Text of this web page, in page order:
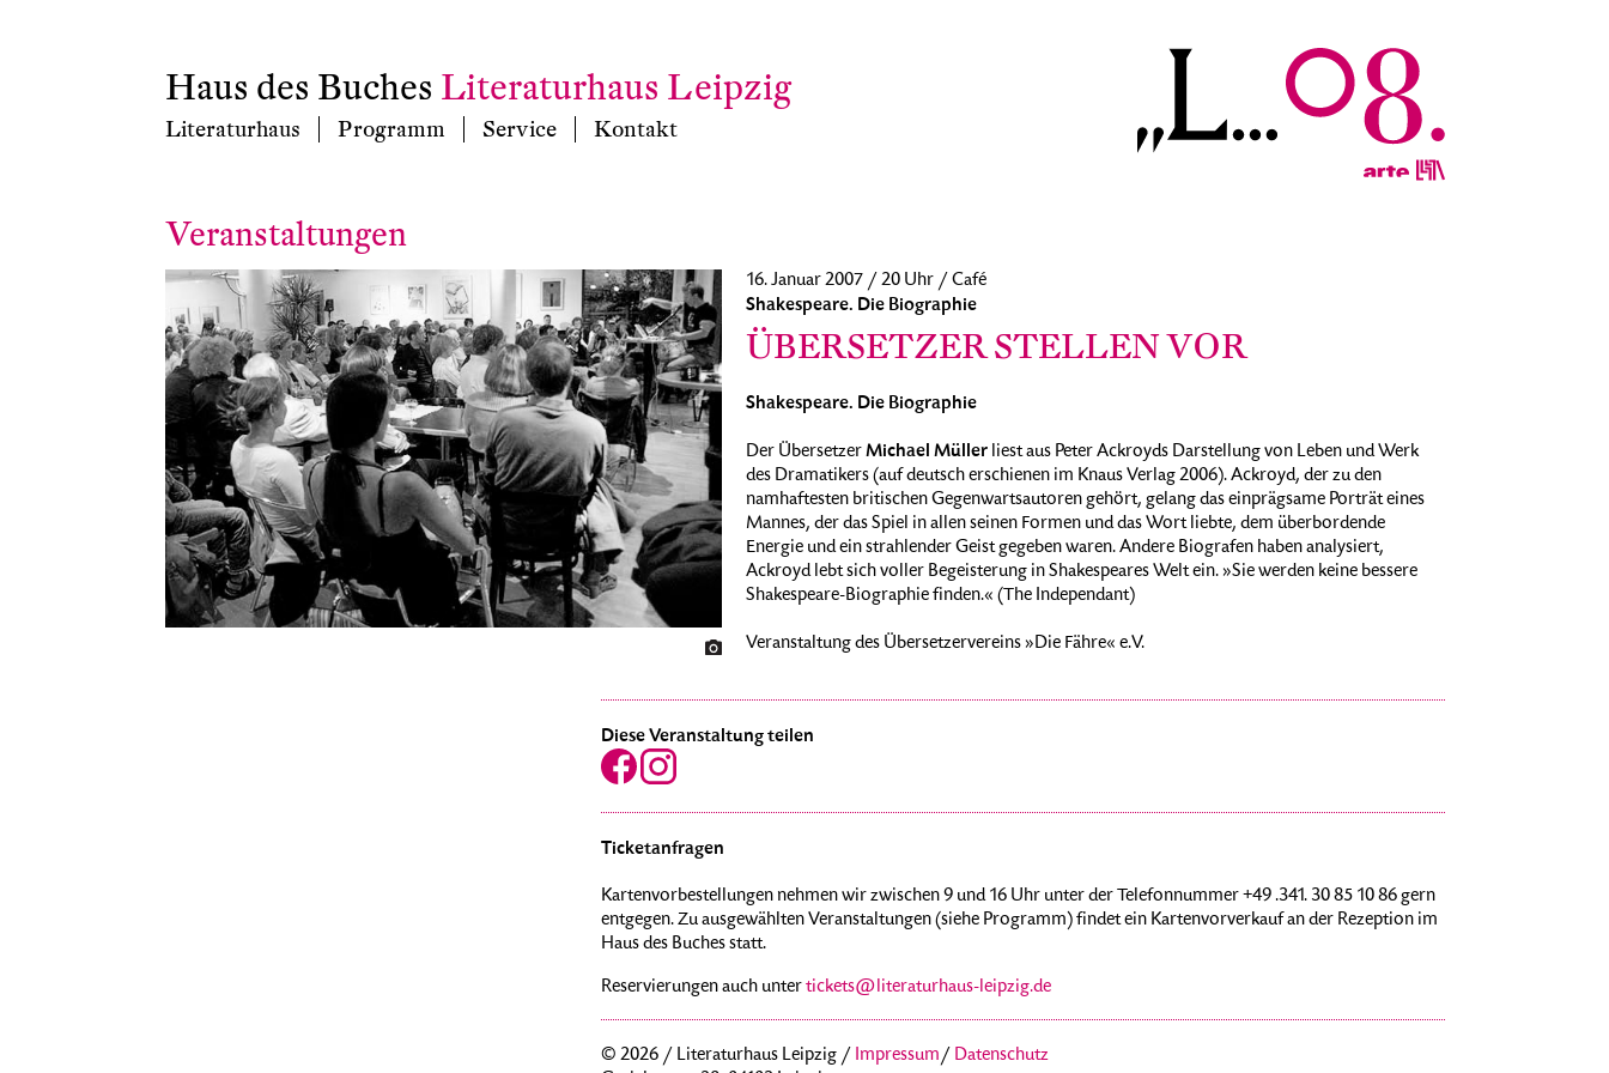
Haus des Buches Literaturhaus Leipzig
Literaturhaus Programm Service Kontakt
Veranstaltungen
16. Januar 2007 / 20 Uhr / Café
Shakespeare. Die Biographie
ÜBERSETZER STELLEN VOR
Shakespeare. Die Biographie
Der ÜbersetzerMichael Müllerliest aus Peter Ackroyds Darstellung von Leben und Werk
des Dramatikers (auf deutsch erschienen im Knaus Verlag 2006). Ackroyd, der zu den
namhaftesten britischen Gegenwartsautoren gehört, gelang das einprägsame Porträt eines
Mannes, der das Spiel in allen seinen Formen und das Wort liebte, dem überbordende
Energie und ein strahlender Geist gegeben waren. Andere Biografen haben analysiert,
Ackroyd lebt sich voller Begeisterung in Shakespeares Welt ein. »Sie werden keine bessere
Shakespeare-Biographie finden.« (The Independant)
Veranstaltung des Übersetzervereins »Die Fähre« e.V.
Diese Veranstaltung teilen
Ticketanfragen
Kartenvorbestellungen nehmen wir zwischen 9 und 16 Uhr unter der Telefonnummer +49 .341. 30 85 10 86 gern
entgegen. Zu ausgewählten Veranstaltungen (siehe Programm) findet ein Kartenvorverkauf an der Rezeption im
Haus des Buches statt.
Reservierungen auch untertickets@literaturhaus-leipzig.de
© 2026 / Literaturhaus Leipzig / Impressum/ Datenschutz